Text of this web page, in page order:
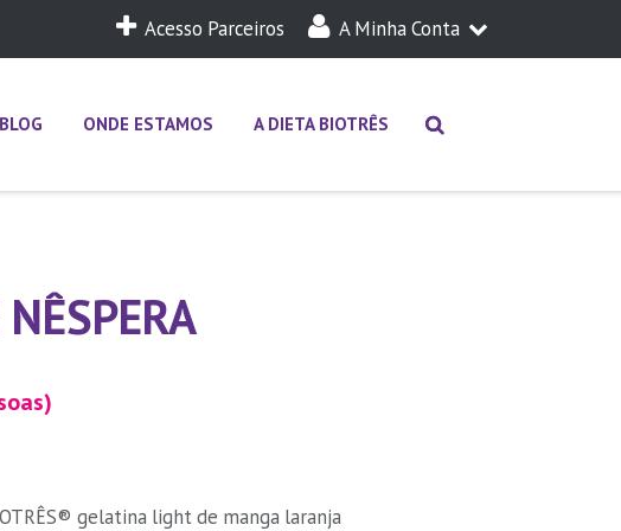
Acesso Parceiros A Minha Conta
Login
BLOG ONDE ESTAMOS A DIETA BIOTRÊS
gelatina light de manga laranja